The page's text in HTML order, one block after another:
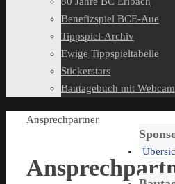
Benefizspiel BCE-Aue
Tippspiel-Archiv
Ewige Tippspieltabelle
Stickerstars
Bautagebuch mit Webcam
Start
Ansprechpartner